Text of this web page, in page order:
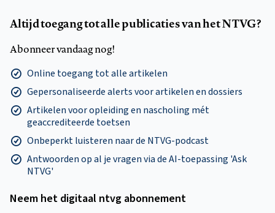
Altijd toegang tot alle publicaties van het NTVG?
Abonneer vandaag nog!
Online toegang tot alle artikelen
Gepersonaliseerde alerts voor artikelen en dossiers
Artikelen voor opleiding en nascholing mét
geaccrediteerde toetsen
Onbeperkt luisteren naar de NTVG-podcast
Antwoorden op al je vragen via de AI-toepassing 'Ask
NTVG'
Neem het digitaal ntvg abonnement